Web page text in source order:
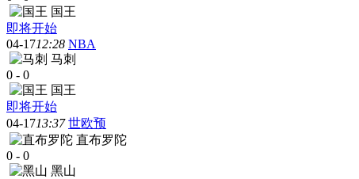
国王
即将开始
04-1712:28 NBA
马刺
0 - 0
国王
即将开始
04-1713:37 世欧预
直布罗陀
0 - 0
黑山